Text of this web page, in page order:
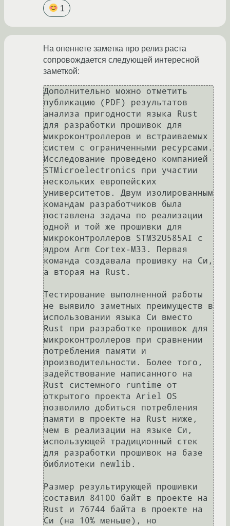
1
На опеннете заметка про релиз раста
сопровождается следующей интересной
заметкой:
Дополнительно можно отметить
публикацию (PDF) результатов
анализа пригодности языка Rust
для разработки прошивок для
микроконтроллеров и встраиваемых
систем с ограниченными ресурсами.
Исследование проведено компанией
STMicroelectronics при участии
нескольких европейских
университетов. Двум изолированным
командам разработчиков была
поставлена задача по реализации
одной и той же прошивки для
микроконтроллеров STM32U585AI с
ядром Arm Cortex-M33. Первая
команда создавала прошивку на Си,
а вторая на Rust.
Тестирование выполненной работы
не выявило заметных преимуществ в
использовании языка Си вместо
Rust при разработке прошивок для
микроконтроллеров при сравнении
потребления памяти и
производительности. Более того,
задействование написанного на
Rust системного runtime от
открытого проекта Ariel OS
позволило добиться потребления
памяти в проекте на Rust ниже,
чем в реализации на языке Си,
использующей традиционный стек
для разработки прошивок на базе
библиотеки newlib.
Размер результирующей прошивки
составил 84100 байт в проекте на
Rust и 76744 байта в проекте на
Си (на 10% меньше), но